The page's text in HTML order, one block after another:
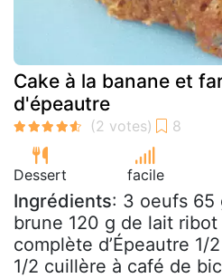
Cake à la banane et
d'épeautre
Dessert facile
Ingrédients: 3 oeufs 65
brune 120 g de lait
complète d’Épeautre 1/
1/2 cuillère à café de